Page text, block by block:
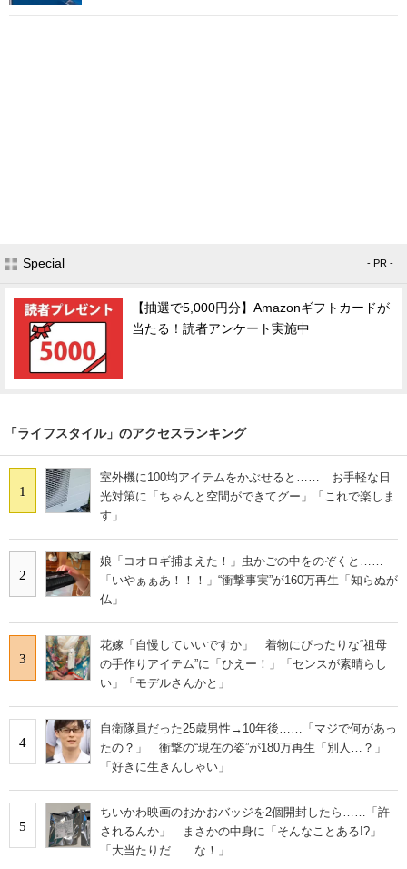
Special - PR -
【抽選で5,000円分】Amazonギフトカードが
当たる！読者アンケート実施中
「ライフスタイル」のアクセスランキング
1
室外機に100均アイテムをかぶせると…… お手軽な日
光対策に「ちゃんと空間ができてグー」「これで楽しま
す」
2
娘「コオロギ捕まえた！」虫かごの中をのぞくと……
「いやぁぁあ！！！」“衝撃事実”が160万再生「知らぬが
仏」
3
花嫁「自慢していいですか」 着物にぴったりな“祖母
の手作りアイテム”に「ひえー！」「センスが素晴らし
い」「モデルさんかと」
4
自衛隊員だった25歳男性→10年後……「マジで何があっ
たの？」 衝撃の“現在の姿”が180万再生「別人…？」
「好きに生きんしゃい」
5
ちいかわ映画のおかおバッジを2個開封したら……「許
されるんか」 まさかの中身に「そんなことある!?」
「大当たりだ……な！」